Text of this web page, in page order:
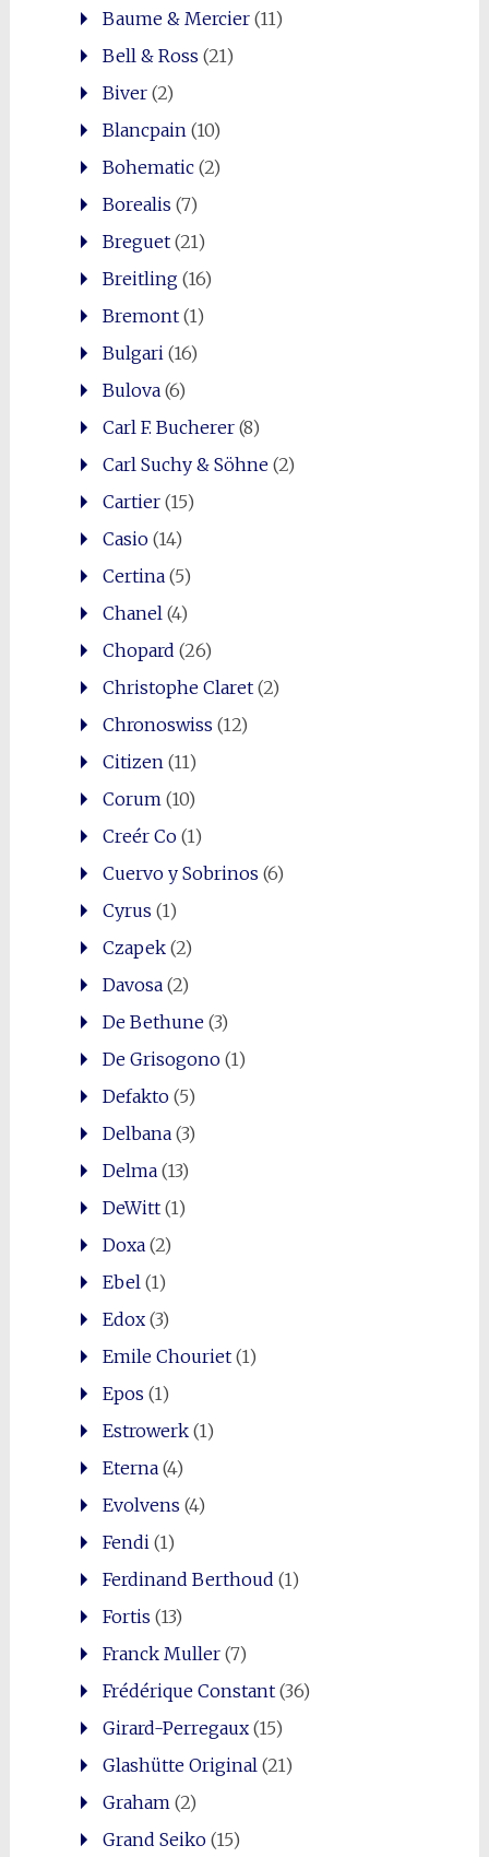
Baume & Mercier(11)
Bell & Ross (21)
Biver(2)
Blancpain(10)
Bohematic(2)
Borealis (7)
Breguet(21)
Breitling(16)
Bremont(1)
Bulgari(16)
Bulova(6)
Carl F. Bucherer(8)
Carl Suchy & Söhne(2)
Cartier(15)
Casio(14)
Certina(5)
Chanel(4)
Chopard (26)
Christophe Claret(2)
Chronoswiss (12)
Citizen(11)
Corum(10)
Creér Co(1)
Cuervo y Sobrinos (6)
Cyrus (1)
Czapek(2)
Davosa(2)
De Bethune(3)
De Grisogono(1)
Defakto(5)
Delbana(3)
Delma(13)
DeWitt(1)
Doxa(2)
Ebel(1)
Edox(3)
Emile Chouriet(1)
Epos (1)
Estrowerk(1)
Eterna(4)
Evolvens (4)
Fendi(1)
Ferdinand Berthoud (1)
Fortis (13)
Franck Muller(7)
Frédérique Constant(36)
Girard-Perregaux(15)
Glashütte Original(21)
Graham(2)
Grand Seiko(15)